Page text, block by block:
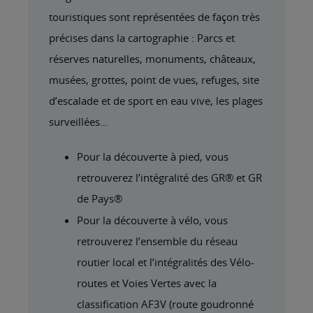
touristiques sont représentées de façon très
précises dans la cartographie : Parcs et
réserves naturelles, monuments, châteaux,
musées, grottes, point de vues, refuges, site
d’escalade et de sport en eau vive, les plages
surveillées…
Pour la découverte à pied, vous
retrouverez l’intégralité des GR® et GR
de Pays®
Pour la découverte à vélo, vous
retrouverez l’ensemble du réseau
routier local et l’intégralités des Vélo-
routes et Voies Vertes avec la
classification AF3V (route goudronné